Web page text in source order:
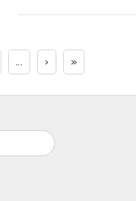
... › »